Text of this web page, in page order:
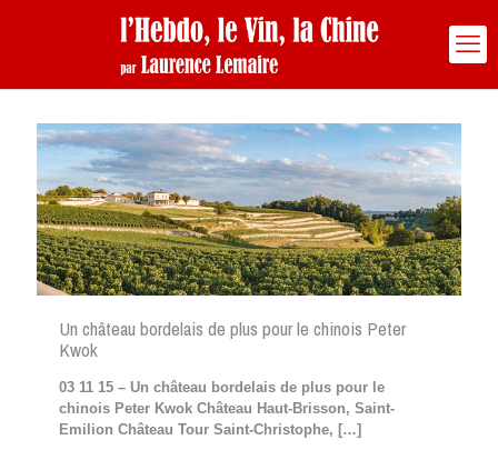
Un château bordelais de plus pour le chinois Peter
Kwok
03 11 15 – Un château bordelais de plus pour le
chinois Peter Kwok Château Haut-Brisson, Saint-
Emilion Château Tour Saint-Christophe, […]